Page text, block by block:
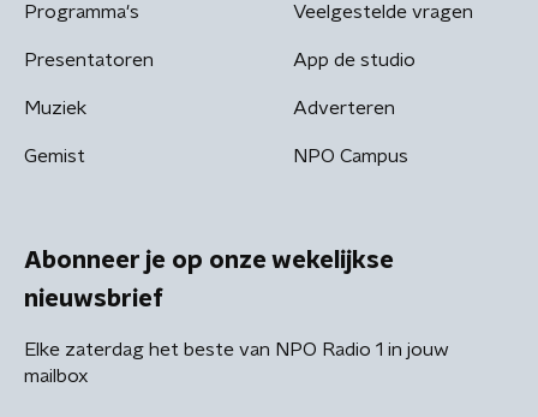
Programma's
Presentatoren
Muziek
Gemist
Veelgestelde vragen
App de studio
Adverteren
NPO Campus
Abonneer je op onze wekelijkse
nieuwsbrief
Elke zaterdag het beste van NPO Radio 1 in jouw
mailbox